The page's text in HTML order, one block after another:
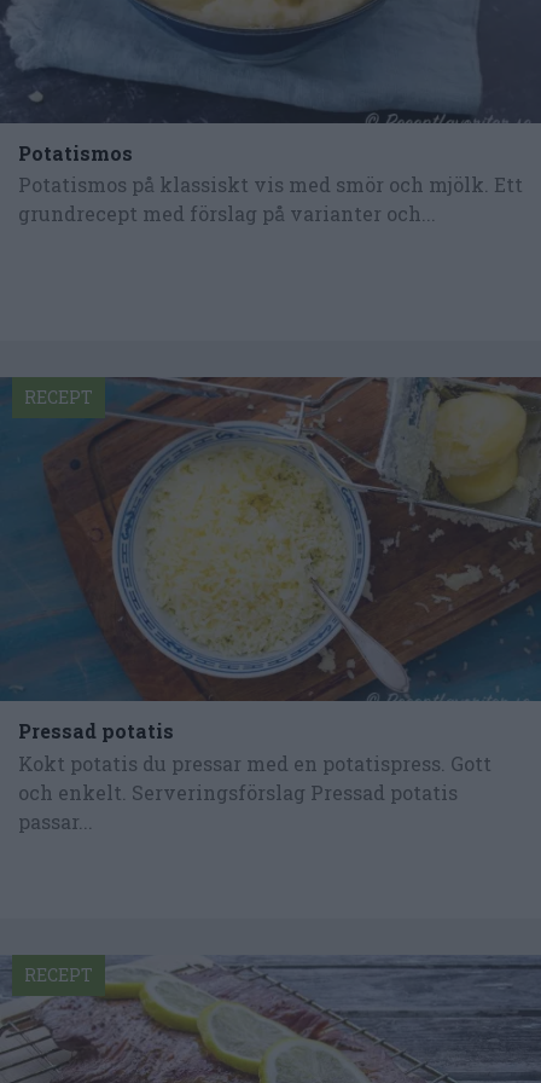
Potatismos
Potatismos på klassiskt vis med smör och mjölk. Ett
grundrecept med förslag på varianter och...
Pressad potatis
Kokt potatis du pressar med en potatispress. Gott
och enkelt. Serveringsförslag Pressad potatis
passar...
RECEPT
RECEPT